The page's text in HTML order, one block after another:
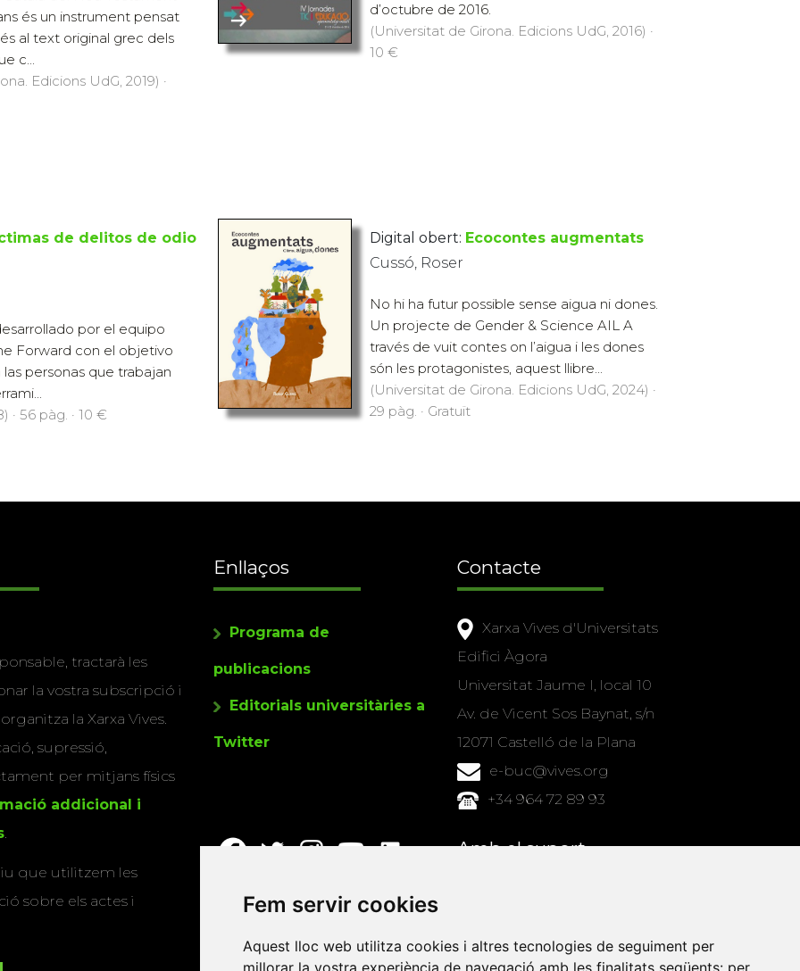
Fem servir cookies
Aquest lloc web utilitza cookies i altres tecnologies de seguiment per
millorar la vostra experiència de navegació amb les finalitats següents: per
és un instrument pensat
al text original grec dels
c...
Edicions UdG, 2019) ·
d’octubre de 2016.
(Universitat de Girona. Edicions UdG, 2016) ·
10 €
de delitos de odio
por el equipo
Forward con el objetivo
personas que trabajan
· 56 pàg. · 10 €
Digital obert: Ecocontes augmentats
Cussó, Roser
No hi ha futur possible sense aigua ni dones.
Un projecte de Gender & Science AIL A
través de vuit contes on l’aigua i les dones
són les protagonistes, aquest llibre...
(Universitat de Girona. Edicions UdG, 2024) ·
29 pàg. · Gratuït
tractarà les
la vostra subscripció i
la Xarxa Vives.
supressió,
per mitjans físics
addicional i
.
que utilitzem les
sobre els actes i
Enllaços
Programa de
publicacions
Editorials universitàries a
Twitter
Contacte
Xarxa Vives d'Universitats
Edifici Àgora
Universitat Jaume I, local 10
Av. de Vicent Sos Baynat, s/n
12071 Castelló de la Plana
e-buc@vives.org
+34 964 72 89 93
Amb el suport